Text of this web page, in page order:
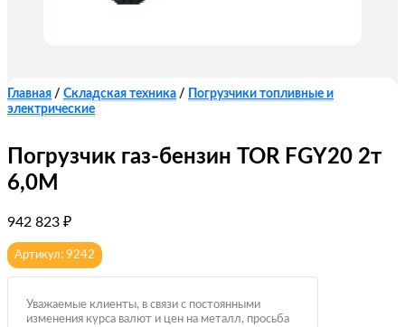
Главная / Складская техника /
Погрузчики топливные и
электрические
Погрузчик газ-бензин TOR FGY20 2т
6,0М
942 823 ₽
Артикул: 9242
Уважаемые клиенты, в связи с постоянными
изменения курса валют и цен на металл, просьба